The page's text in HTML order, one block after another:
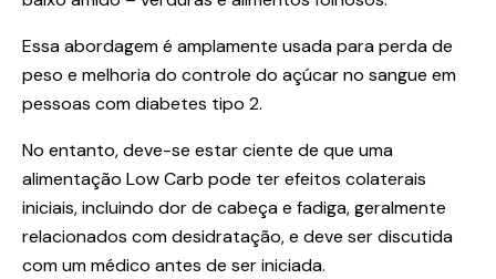
Essa abordagem é amplamente usada para perda de
peso e melhoria do controle do açúcar no sangue em
pessoas com diabetes tipo 2.
No entanto, deve-se estar ciente de que uma
alimentação Low Carb pode ter efeitos colaterais
iniciais, incluindo dor de cabeça e fadiga, geralmente
relacionados com desidratação, e deve ser discutida
com um médico antes de ser iniciada.